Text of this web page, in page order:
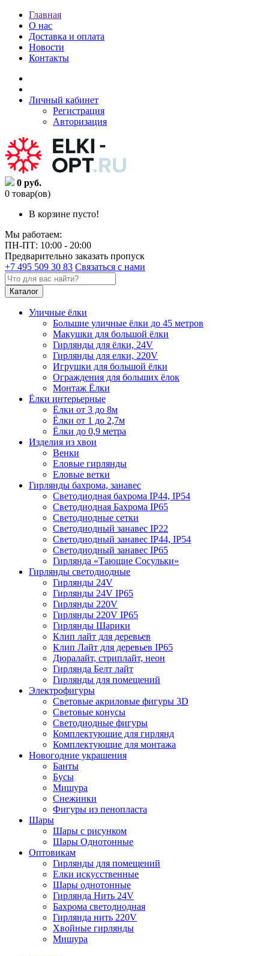
Главная
О нас
Доставка и оплата
Новости
Контакты
Личный кабинет
Регистрация
Авторизация
0 руб.
0 товар(ов)
В корзине пусто!
Мы работаем:
ПН-ПТ: 10:00 - 20:00
Предварительно заказать пропуск
+7 495 509 30 83 Связаться с нами
Каталог
Уличные ёлки
Большие уличные ёлки до 45 метров
Макушки для большой ёлки
Гирлянды для ёлки, 24V
Гирлянды для елки, 220V
Игрушки для большой ёлки
Ограждения для больших ёлок
Монтаж Ёлки
Ёлки интерьерные
Ёлки от 3 до 8м
Ёлки от 1 до 2,7м
Ёлки до 0,9 метра
Изделия из хвои
Венки
Еловые гирлянды
Еловые ветки
Гирлянды бахрома, занавес
Светодиодная бахрома IP44, IP54
Светодиодная Бахрома IP65
Светодиодные сетки
Светодиодный занавес IP22
Светодиодный занавес IP44, IP54
Светодиодный занавес IP65
Гирлянда «Тающие Сосульки»
Гирлянды светодиодные
Гирлянды 24V
Гирлянды 24V IP65
Гирлянды 220V
Гирлянды 220V IP65
Гирлянды Шарики
Клип лайт для деревьев
Клип Лайт для деревьев IP65
Дюралайт, стриплайт, неон
Гирлянда Белт лайт
Гирлянды для помещений
Электрофигуры
Световые акриловые фигуры 3D
Световые конусы
Светодиодные фигуры
Комплектующие для гирлянд
Комплектующие для монтажа
Новогодние украшения
Банты
Бусы
Мишура
Снежинки
Фигуры из пенопласта
Шары
Шары с рисунком
Шары Однотонные
Оптовикам
Гирлянды для помещений
Елки искусственные
Шары однотонные
Гирлянда Нить 24V
Бахрома светодиодная
Гирлянда нить 220V
Хвойные гирлянды
Мишура